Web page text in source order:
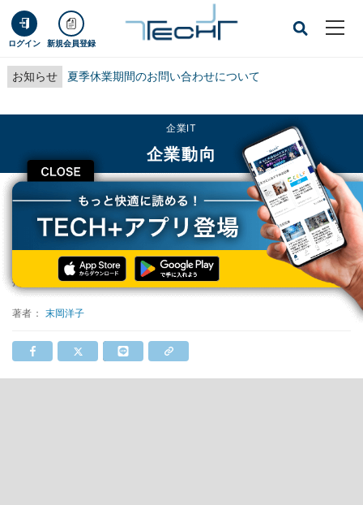
ログイン 新規会員登録
お知らせ 夏季休業期間のお問い合わせについて
CLOSE
企業IT
企業動向
TECH+ 企業IT 企業動向 2013年の「できる上司」とは?
2013年の「できる上司」とは?
掲載日 2013/01/15 09:00
著者： 末岡洋子